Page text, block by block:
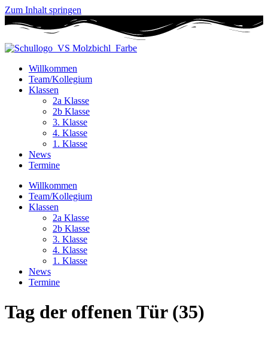
Zum Inhalt springen
Willkommen
Team/Kollegium
Klassen
2a Klasse
2b Klasse
3. Klasse
4. Klasse
1. Klasse
News
Termine
Willkommen
Team/Kollegium
Klassen
2a Klasse
2b Klasse
3. Klasse
4. Klasse
1. Klasse
News
Termine
Tag der offenen Tür (35)